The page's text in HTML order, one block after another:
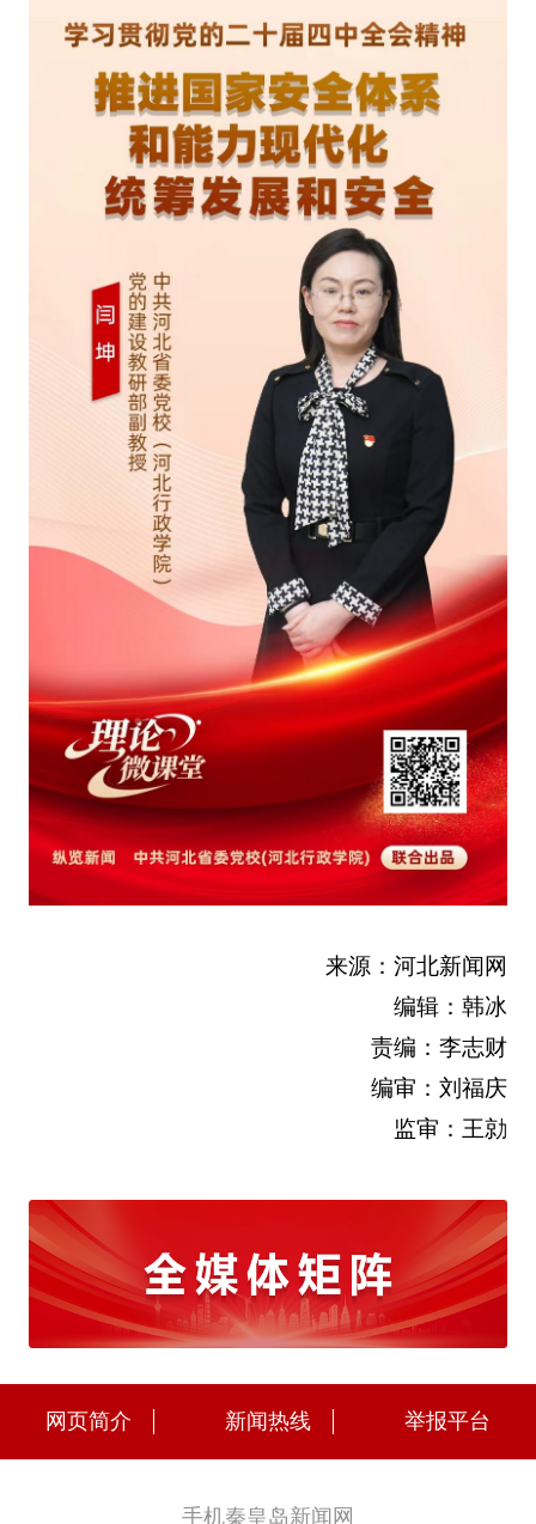
来源：河北新闻网
编辑：韩冰
责编：李志财
编审：刘福庆
监审：王勍
网页简介 新闻热线 举报平台
手机秦皇岛新闻网